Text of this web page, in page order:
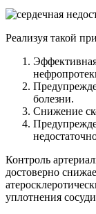
Реализуя такой
болезни.
Снижение
Контроль
достоверно
уплотнения